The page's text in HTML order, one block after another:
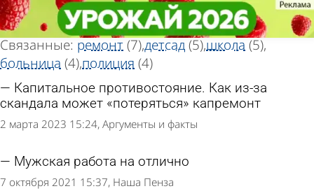
«Кузнецк»
Тег статей
Всего найдено 87 статей
Связанные: ремонт(7)детсад(5)школа (5)
больница (4)полиция (4)
Капитальное противостояние. Как из-за
скандала может «потеряться» капремонт
2 марта 2023 15:24 Аргументы и факты
Мужская работа на отлично
7 октября 2021 15:37 Наша Пенза
«Кузнецк»
Тег статей